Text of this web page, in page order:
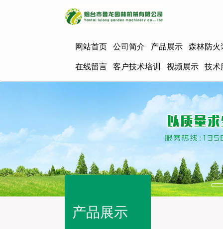
网站首页 公司简介 产品展示 森林防火
在线留言 客户技术培训 视频展示 技术
产品展示